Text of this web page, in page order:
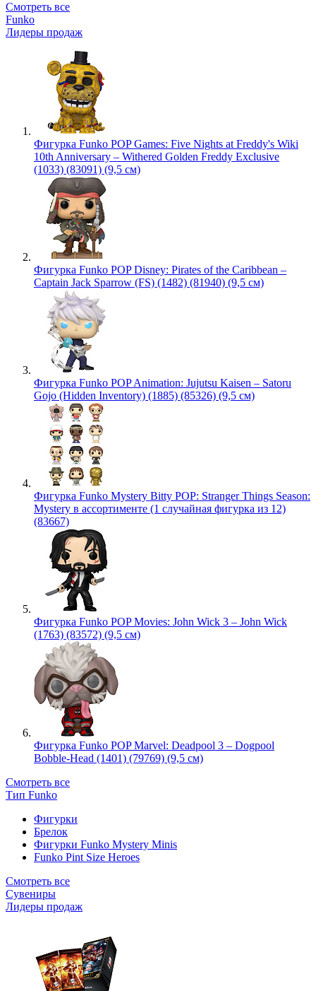
Смотреть все
Funko
Лидеры продаж
Фигурка Funko POP Games: Five Nights at Freddy's Wiki
10th Anniversary – Withered Golden Freddy Exclusive
(1033) (83091) (9,5 см)
Фигурка Funko POP Disney: Pirates of the Caribbean –
Captain Jack Sparrow (FS) (1482) (81940) (9,5 см)
Фигурка Funko POP Animation: Jujutsu Kaisen – Satoru
Gojo (Hidden Inventory) (1885) (85326) (9,5 см)
Фигурка Funko Mystery Bitty POP: Stranger Things Season:
Mystery в ассортименте (1 случайная фигурка из 12)
(83667)
Фигурка Funko POP Movies: John Wick 3 – John Wick
(1763) (83572) (9,5 см)
Фигурка Funko POP Marvel: Deadpool 3 – Dogpool
Bobble-Head (1401) (79769) (9,5 см)
Смотреть все
Тип Funko
Фигурки
Брелок
Фигурки Funko Mystery Minis
Funko Pint Size Heroes
Смотреть все
Сувениры
Лидеры продаж